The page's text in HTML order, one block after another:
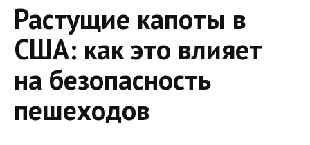
Растущие капоты в
США: как это влияет
на безопасность
пешеходов